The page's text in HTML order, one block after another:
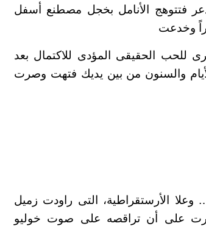
بذعر فتتوهج الأنامل بخجل مصطنع أسفل
وخدعت
للحب الحقيقى المؤدى للاكتمال بعد
والسنون من بين يديك فتهت وصرت
وعلا الأرستقراطية، التى راودت زميل
على أن تراقصه على صوت خوليو